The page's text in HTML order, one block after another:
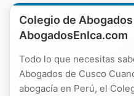
Colegio de Abogados
AbogadosEnIca.com
Todo lo que necesitas
Abogados de Cusco
abogacía en Perú, el